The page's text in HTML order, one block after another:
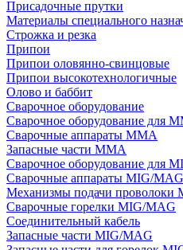
Присадочные прутки
Материалы специального
Строжка и резка
Припои
Припои оловянно-свинцовые
Припои высокотехнологичные
Олово и баббит
Сварочное оборудование
Сварочное оборудование для
Сварочные аппараты MMA
Запасные части MMA
Сварочное оборудование для
Сварочные аппараты MIG/MAG
Механизмы подачи проволоки
Сварочные горелки MIG/MAG
Соединительный кабель
Запасные части MIG/MAG